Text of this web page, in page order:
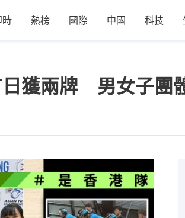
時 熱榜 國際 中國 科技
獲兩牌 男女子團